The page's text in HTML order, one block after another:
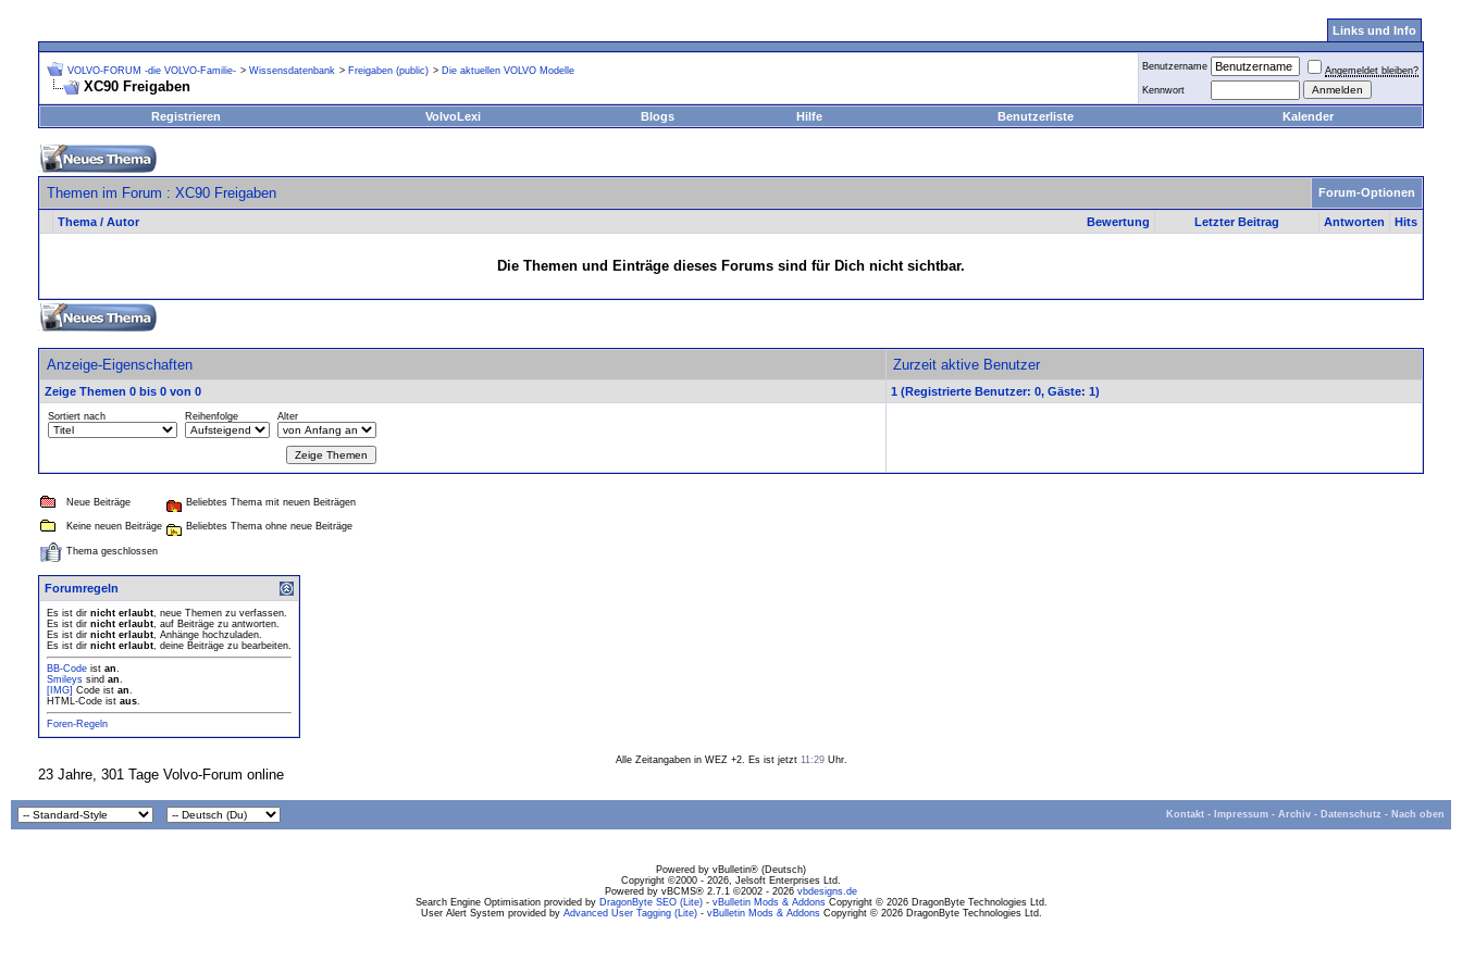
Links und Info
VOLVO-FORUM -die VOLVO-Familie- > Wissensdatenbank > Freigaben (public) > Die aktuellen VOLVO Modelle
XC90 Freigaben
Benutzername
Angemeldet bleiben?
Kennwort
Registrieren VolvoLexi Blogs Hilfe Benutzerliste Kalender
Themen im Forum : XC90 Freigaben Forum-Optionen
Bewertung
Thema / Autor Letzter Beitrag Antworten Hits
Die Themen und Einträge dieses Forums sind für Dich nicht sichtbar.
Anzeige-Eigenschaften Zurzeit aktive Benutzer
Zeige Themen 0 bis 0 von 0 1 (Registrierte Benutzer: 0, Gäste: 1)
Sortiert nach Reihenfolge Alter
Neue Beiträge Beliebtes Thema mit neuen Beiträgen
Keine neuen Beiträge Beliebtes Thema ohne neue Beiträge
Thema geschlossen
Forumregeln
Es ist dir nicht erlaubt, neue Themen zu verfassen.
Es ist dir nicht erlaubt, auf Beiträge zu antworten.
Es ist dir nicht erlaubt, Anhänge hochzuladen.
Es ist dir nicht erlaubt, deine Beiträge zu bearbeiten.
BB-Code ist an.
Smileys sind an.
[IMG] Code ist an.
HTML-Code ist aus.
Foren-Regeln
Alle Zeitangaben in WEZ +2. Es ist jetzt 11:29Uhr.
23 Jahre, 301 Tage Volvo-Forum online
Kontakt - Impressum - Archiv - Datenschutz - Nach oben
Powered by vBulletin® (Deutsch)
Copyright ©2000 - 2026, Jelsoft Enterprises Ltd.
Powered by vBCMS® 2.7.1 ©2002 - 2026 vbdesigns.de
Search Engine Optimisation provided by DragonByte SEO (Lite)- vBulletin Mods & AddonsCopyright © 2026 DragonByte Technologies Ltd.
User Alert System provided by Advanced User Tagging (Lite)- vBulletin Mods & AddonsCopyright © 2026 DragonByte Technologies Ltd.